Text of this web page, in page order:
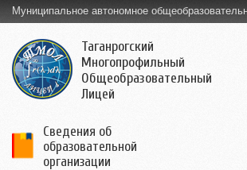
Муниципальное автономное
Таганрогский
Многопрофильный
Общеобразовательный
Лицей
Сведения об
образовательной
организации